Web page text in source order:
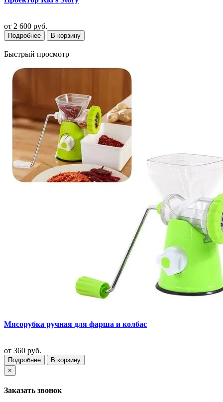
от 2 600 руб.
Подробнее В корзину
Быстрый просмотр
Мясорубка ручная для фарша и колбас
от 360 руб.
Подробнее
В корзину
×
Заказать звонок